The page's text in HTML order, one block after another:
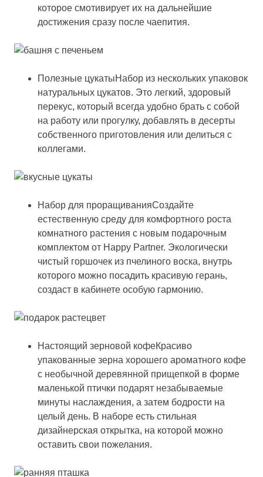
которое смотивирует их на дальнейшие
достижения сразу после чаепития.
Полезные цукатыНабор из нескольких упаковок
натуральных цукатов. Это легкий, здоровый
перекус, который всегда удобно брать с собой
на работу или прогулку, добавлять в десерты
собственного приготовления или делиться с
коллегами.
Набор для проращиванияСоздайте
естественную среду для комфортного роста
комнатного растения с новым подарочным
комплектом от Happy Partner. Экологически
чистый горшочек из пчелиного воска, внутрь
которого можно посадить красивую герань,
создаст в кабинете особую гармонию.
Настоящий зерновой кофеКрасиво
упакованные зерна хорошего ароматного кофе
с необычной деревянной прищепкой в форме
маленькой птички подарят незабываемые
минуты наслаждения, а затем бодрости на
целый день. В наборе есть стильная
дизайнерская открытка, на которой можно
оставить свои пожелания.